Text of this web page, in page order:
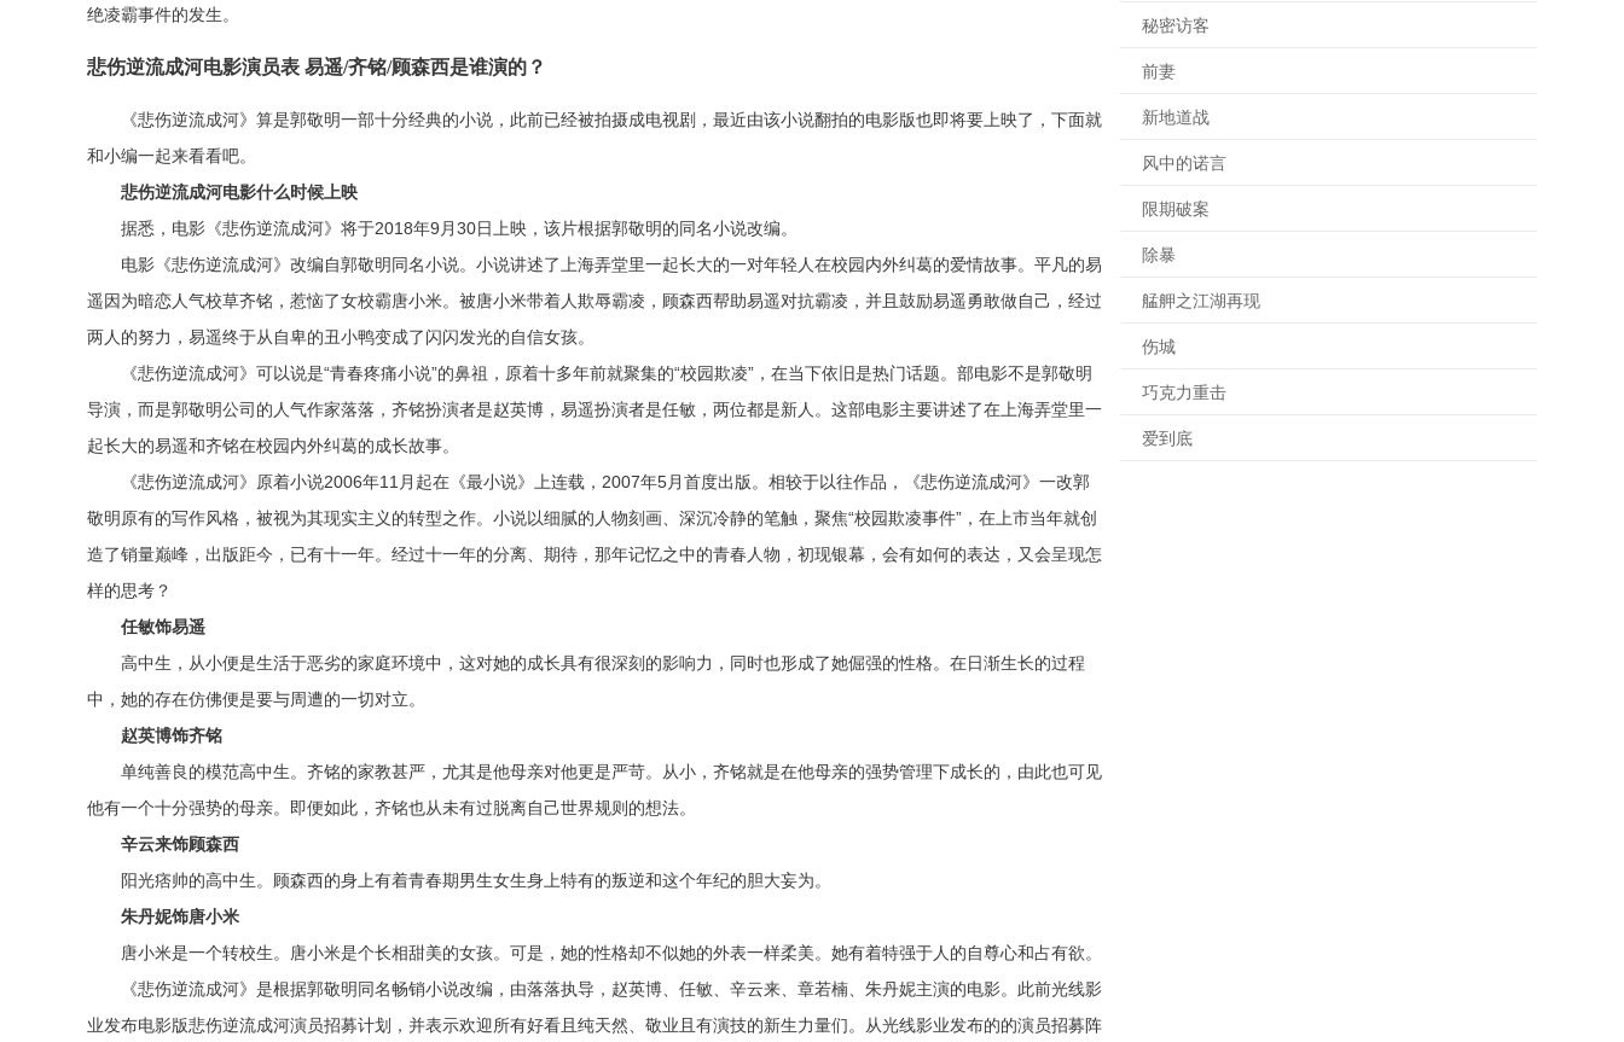
绝凌霸事件的发生。
悲伤逆流成河电影演员表 易遥/齐铭/顾森西是谁演的？
《悲伤逆流成河》算是郭敬明一部十分经典的小说，此前已经被拍摄成电视剧，最近由该小说翻拍的电影版也即将要上映了，下面就
和小编一起来看看吧。
悲伤逆流成河电影什么时候上映
据悉，电影《悲伤逆流成河》将于2018年9月30日上映，该片根据郭敬明的同名小说改编。
电影《悲伤逆流成河》改编自郭敬明同名小说。小说讲述了上海弄堂里一起长大的一对年轻人在校园内外纠葛的爱情故事。平凡的易
遥因为暗恋人气校草齐铭，惹恼了女校霸唐小米。被唐小米带着人欺辱霸凌，顾森西帮助易遥对抗霸凌，并且鼓励易遥勇敢做自己，经过
两人的努力，易遥终于从自卑的丑小鸭变成了闪闪发光的自信女孩。
《悲伤逆流成河》可以说是“青春疼痛小说”的鼻祖，原着十多年前就聚集的“校园欺凌”，在当下依旧是热门话题。部电影不是郭敬明
导演，而是郭敬明公司的人气作家落落，齐铭扮演者是赵英博，易遥扮演者是任敏，两位都是新人。这部电影主要讲述了在上海弄堂里一
起长大的易遥和齐铭在校园内外纠葛的成长故事。
《悲伤逆流成河》原着小说2006年11月起在《最小说》上连载，2007年5月首度出版。相较于以往作品，《悲伤逆流成河》一改郭
敬明原有的写作风格，被视为其现实主义的转型之作。小说以细腻的人物刻画、深沉冷静的笔触，聚焦“校园欺凌事件”，在上市当年就创
造了销量巅峰，出版距今，已有十一年。经过十一年的分离、期待，那年记忆之中的青春人物，初现银幕，会有如何的表达，又会呈现怎
样的思考？
任敏饰易遥
高中生，从小便是生活于恶劣的家庭环境中，这对她的成长具有很深刻的影响力，同时也形成了她倔强的性格。在日渐生长的过程
中，她的存在仿佛便是要与周遭的一切对立。
赵英博饰齐铭
单纯善良的模范高中生。齐铭的家教甚严，尤其是他母亲对他更是严苛。从小，齐铭就是在他母亲的强势管理下成长的，由此也可见
他有一个十分强势的母亲。即便如此，齐铭也从未有过脱离自己世界规则的想法。
辛云来饰顾森西
阳光痞帅的高中生。顾森西的身上有着青春期男生女生身上特有的叛逆和这个年纪的胆大妄为。
朱丹妮饰唐小米
唐小米是一个转校生。唐小米是个长相甜美的女孩。可是，她的性格却不似她的外表一样柔美。她有着特强于人的自尊心和占有欲。
《悲伤逆流成河》是根据郭敬明同名畅销小说改编，由落落执导，赵英博、任敏、辛云来、章若楠、朱丹妮主演的电影。此前光线影
业发布电影版悲伤逆流成河演员招募计划，并表示欢迎所有好看且纯天然、敬业且有演技的新生力量们。从光线影业发布的的演员招募阵
秘密访客
前妻
新地道战
风中的诺言
限期破案
除暴
艋舺之江湖再现
伤城
巧克力重击
爱到底